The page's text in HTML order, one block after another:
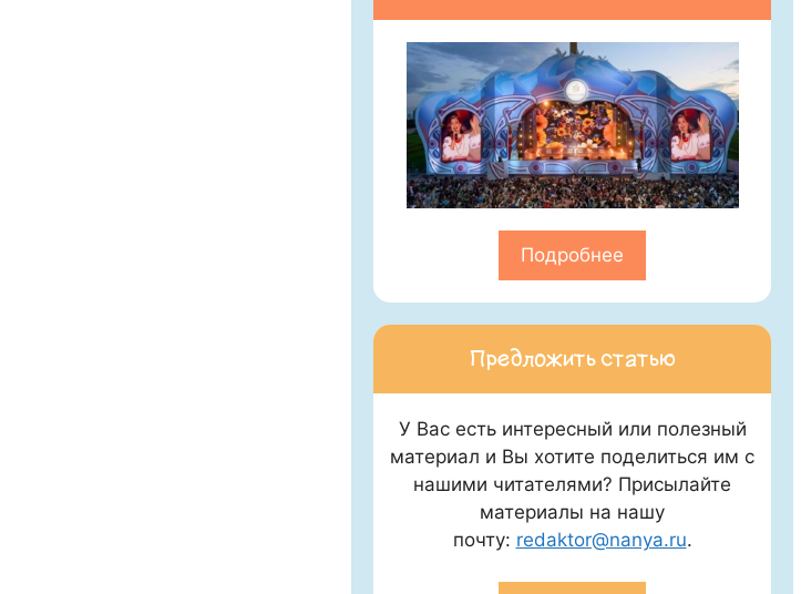
Подробнее
Предложить статью
У Вас есть интересный или полезный
материал и Вы хотите поделиться им с
нашими читателями? Присылайте
материалы на нашу
почту: redaktor@nanya.ru.